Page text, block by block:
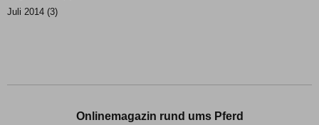
Juli 2014 (3)
Onlinemagazin rund ums Pferd